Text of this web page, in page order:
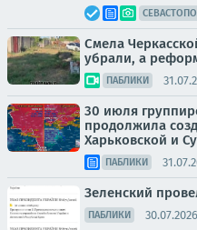
Смела
убрали, а
ПАБЛИКИ
30 июля
продолжила
Харьковской и
ПАБЛИКИ
Зеленский
ПАБЛИКИ